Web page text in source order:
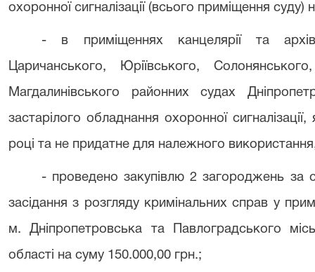
охоронної сигналізації (всього приміщення суду)
- в приміщеннях канцелярії та
Царичанського, Юріївського,
Магдалинівського районних судах
застарілого обладнання охоронної
році та не придатне для належного
- проведено закупівлю 2 загороджень за
засідання з розгляду кримінальних справ у
м. Дніпропетровська та Павлоградського
області на суму 150.000,00 грн.;